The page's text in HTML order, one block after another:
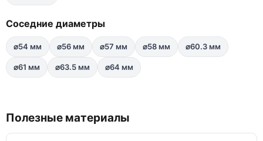
Соседние диаметры
⌀54 мм ⌀56 мм ⌀57 мм ⌀58 мм ⌀60.3 мм
⌀61 мм ⌀63.5 мм ⌀64 мм
Полезные материалы